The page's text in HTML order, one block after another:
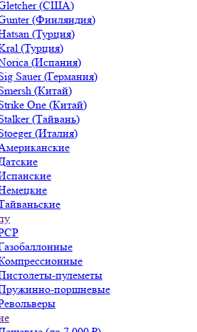
(США)
(Финляндия)
(Турция)
(Турция)
(Испания)
Sauer (Германия)
(Китай)
One (Китай)
(Тайвань)
(Италия)
пулеметы
поршневые